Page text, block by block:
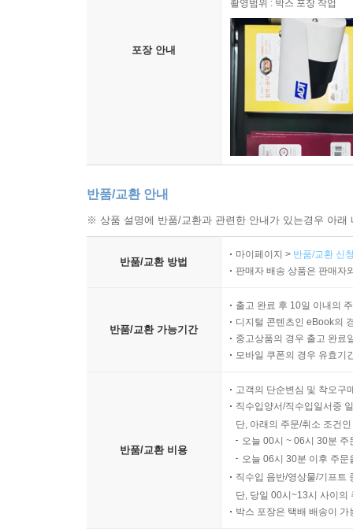
포장 안내
촬영범위 : 박스 포장 작업
반품/교환 안내
※ 상품 설명에 반품/교환과 관련한 안내가 있는경우 아
반품/교환 방법
마이페이지 > 반품/교환 신
판매자 배송 상품은 판매자
반품/교환 가능기간
출고 완료 후 10일 이내의
디지털 콘텐츠인 eBook의
중고상품의 경우 출고 완료
모바일 쿠폰의 경우 유효기
반품/교환 비용
고객의 단순변심 및 착오구
직수입양서/직수입일서중
단, 아래의 주문/취소 조건
오늘 00시 ~ 06시 30분
오늘 06시 30분 이후 주
직수입 음반/영상물/기프트
단, 당일 00시~13시 사이의
박스 포장은 택배 배송이